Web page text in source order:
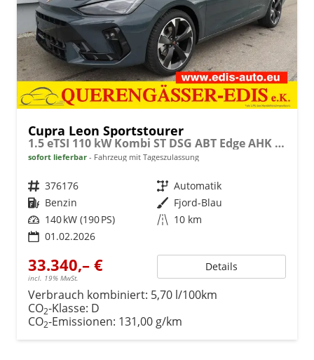
Cupra Leon Sportstourer
1.5 eTSI 110 kW Kombi ST DSG ABT Edge AHK ACC LED
sofort lieferbar Fahrzeug mit Tageszulassung
Fahrzeugnr. 376176 Getriebe Automatik
Kraftstoff Benzin Außenfarbe Fjord-Blau
Leistung 140 kW (190 PS) Kilometerstand 10 km
01.02.2026
33.340,– €
incl. 19% MwSt.
Details
Verbrauch kombiniert: 5,70 l/100km
CO2-Klasse: D
CO2-Emissionen: 131,00 g/km